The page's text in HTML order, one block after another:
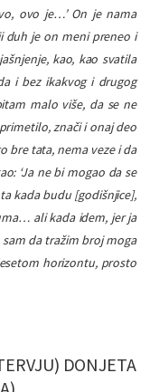
ovo je…’ On je nama
duh je on meni preneo i
kao, kao svatila
i bez ikakvog i drugog
malo više, da se ne
znači i onaj deo
bre tata, nema veze i da
‘Ja ne bi mogao da se
kada budu [godišnjice],
ali kada idem, jer ja
da tražim broj moga
horizontu, prosto
DONJETA